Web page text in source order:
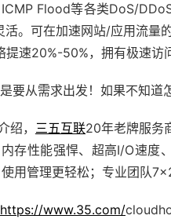
Flood等各类DoS/
。可在加速网站/应用流量
速20%-50%，拥有极速访
要从需求出发！如果不知道
绍， 三五互联20年老牌服务
存性能强悍、超高I/O速度
使用管理更轻松；专业团队
https://www.35.com/